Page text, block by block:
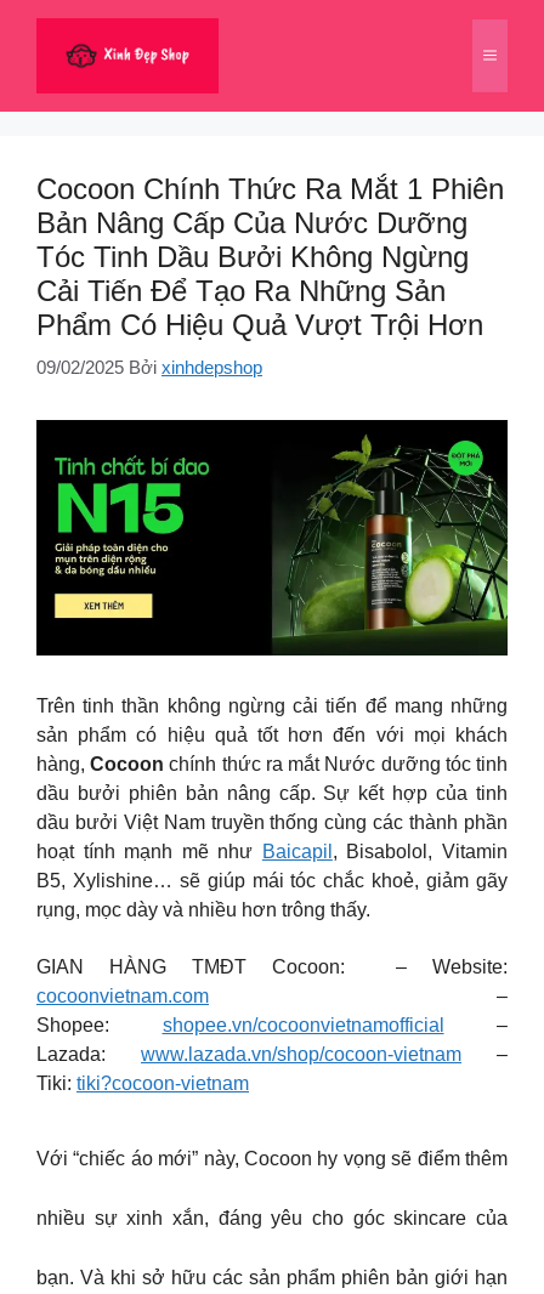
dung
Menu
Cocoon Chính Thức Ra Mắt 1 Phiên
Bản Nâng Cấp Của Nước Dưỡng
Tóc Tinh Dầu Bưởi Không Ngừng
Cải Tiến Để Tạo Ra Những Sản
Phẩm Có Hiệu Quả Vượt Trội Hơn
09/02/2025 Bởi xinhdepshop
Trên tinh thần không ngừng cải tiến để mang những
sản phẩm có hiệu quả tốt hơn đến với mọi khách
hàng,Cocoon chính thức ra mắt Nước dưỡng tóc tinh
dầu bưởi phiên bản nâng cấp. Sự kết hợp của tinh
dầu bưởi Việt Nam truyền thống cùng các thành phần
hoạt tính mạnh mẽ như Baicapil , Bisabolol, Vitamin
B5, Xylishine… sẽ giúp mái tóc chắc khoẻ, giảm gãy
rụng, mọc dày và nhiều hơn trông thấy.
GIAN HÀNG TMĐT Cocoon: – Website:
cocoonvietnam.com –
Shopee: shopee.vn/cocoonvietnamofficial
–
Lazada: www.lazada.vn/shop/cocoon-vietnam –
Tiki: tiki?cocoon-vietnam
Với “chiếc áo mới” này, Cocoon hy vọng sẽ điểm thêm
nhiều sự xinh xắn, đáng yêu cho góc skincare của
bạn. Và khi sở hữu các sản phẩm phiên bản giới hạn